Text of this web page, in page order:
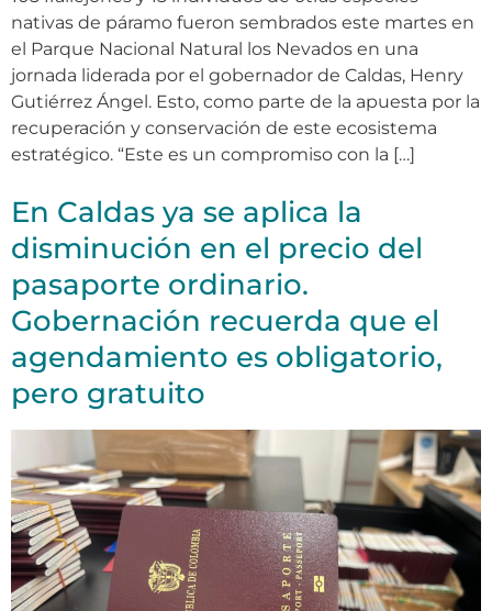
nativas de páramo fueron sembrados este martes en
el Parque Nacional Natural los Nevados en una
jornada liderada por el gobernador de Caldas, Henry
Gutiérrez Ángel. Esto, como parte de la apuesta por la
recuperación y conservación de este ecosistema
estratégico. “Este es un compromiso con la […]
En Caldas ya se aplica la
disminución en el precio del
pasaporte ordinario.
Gobernación recuerda que el
agendamiento es obligatorio,
pero gratuito